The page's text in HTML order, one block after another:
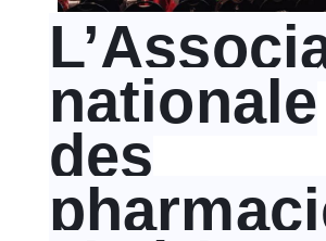
nationale
des